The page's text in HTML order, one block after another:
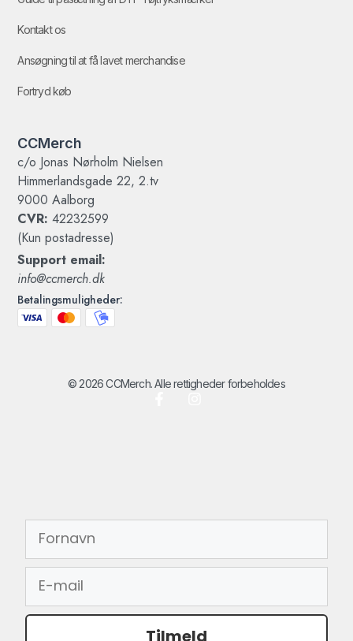
Kontakt os
Ansøgning til at få lavet merchandise
Fortryd køb
CCMerch
c/o Jonas Nørholm Nielsen
Himmerlandsgade 22, 2.tv
9000 Aalborg
CVR: 42232599
(Kun postadresse)
Support email:
info@ccmerch.dk
Betalingsmuligheder:
© 2026 CCMerch. Alle rettigheder forbeholdes
FORNAVN
EMAIL
Tilmeld